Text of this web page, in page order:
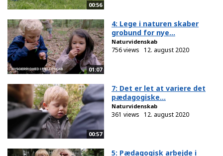
00:56
01:07
4: Lege i naturen skaber
grobund for nye...
Naturvidenskab
756 views 12. august 2020
00:57
7: Det er let at variere det
pædagogiske...
Naturvidenskab
361 views 12. august 2020
5: Pædagogisk arbejde i